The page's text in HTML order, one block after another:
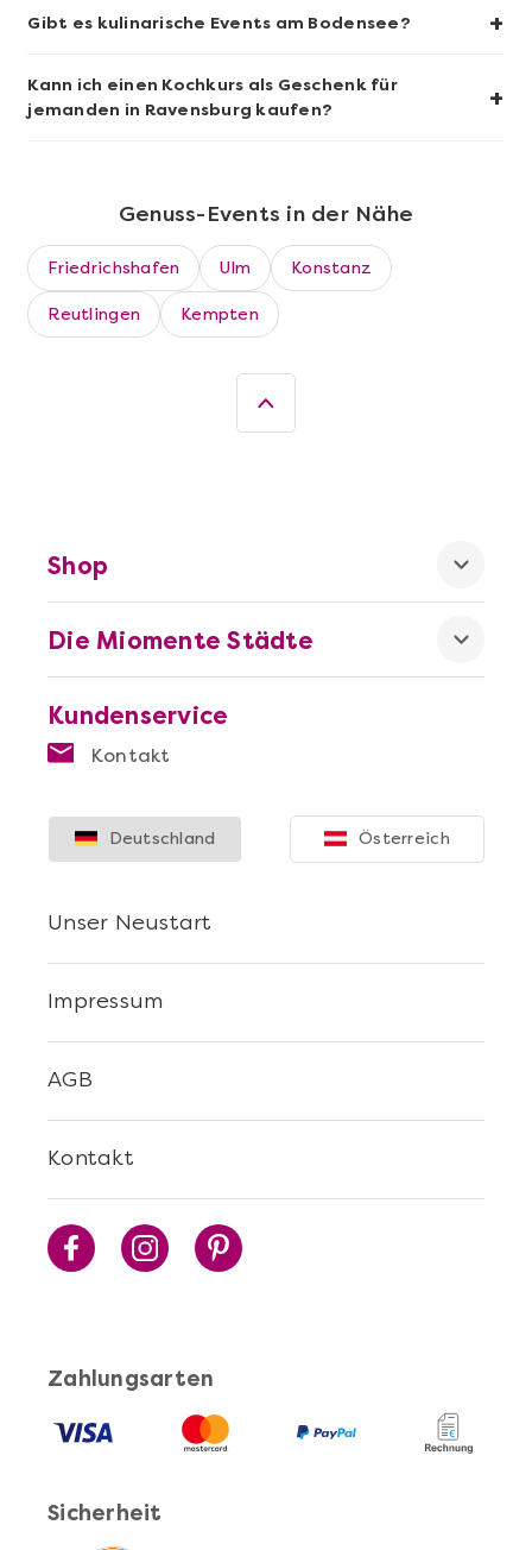
Mehr anzeigen
Wein quer durch Europa in
Die beste Pizza@Home
Gibt es kulinarische Events am Bodensee? +
Kann ich einen Kochkurs als Geschenk für
jemanden in Ravensburg kaufen?
+
Genuss-Events in der Nähe
Friedrichshafen Ulm Konstanz
Reutlingen Kempten
Kundenservice
Kontakt
Die Miomente Städte
Shop
Zahlungsarten
Sicherheit
Kontakt
AGB
Impressum
Unser Neustart
Deutschland Österreich